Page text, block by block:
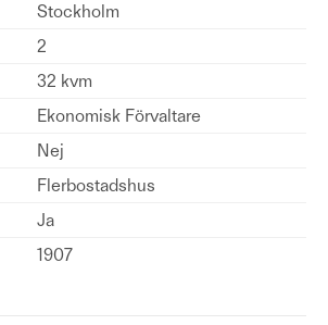
Stockholm
2
32 kvm
Ekonomisk Förvaltare
Nej
Flerbostadshus
Ja
1907